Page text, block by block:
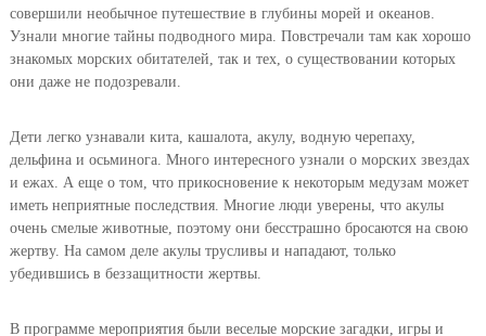
совершили необычное путешествие в глубины морей и океанов.
Узнали многие тайны подводного мира. Повстречали там как хорошо
знакомых морских обитателей, так и тех, о существовании которых
они даже не подозревали.
Дети легко узнавали кита, кашалота, акулу, водную черепаху,
дельфина и осьминога. Много интересного узнали о морских звездах
и ежах. А еще о том, что прикосновение к некоторым медузам может
иметь неприятные последствия. Многие люди уверены, что акулы
очень смелые животные, поэтому они бесстрашно бросаются на свою
жертву. На самом деле акулы трусливы и нападают, только
убедившись в беззащитности жертвы.
В программе мероприятия были веселые морские загадки, игры и